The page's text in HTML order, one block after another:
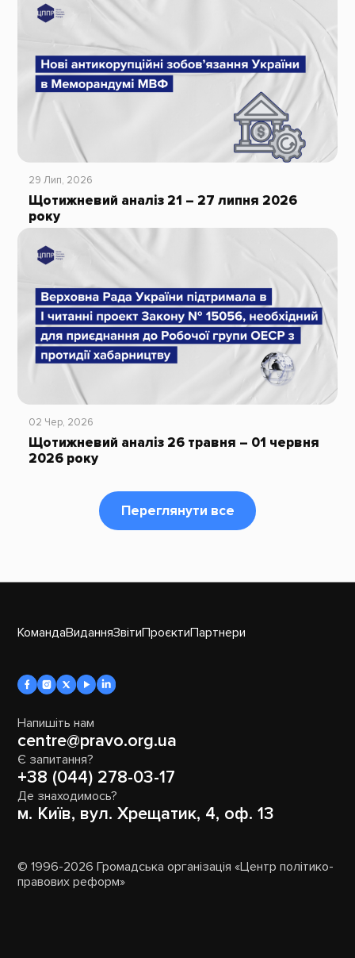
29 Лип, 2026
Щотижневий аналіз 21 – 27 липня 2026
року
02 Чер, 2026
Щотижневий аналіз 26 травня – 01 червня
2026 року
Переглянути все
КомандаВиданняЗвітиПроєктиПартнери
Напишіть нам
centre@pravo.org.ua
Є запитання?
+38 (044) 278-03-17
Де знаходимось?
м. Київ, вул. Хрещатик, 4, оф. 13
© 1996-2026 Громадська організація «Центр політико-
правових реформ»